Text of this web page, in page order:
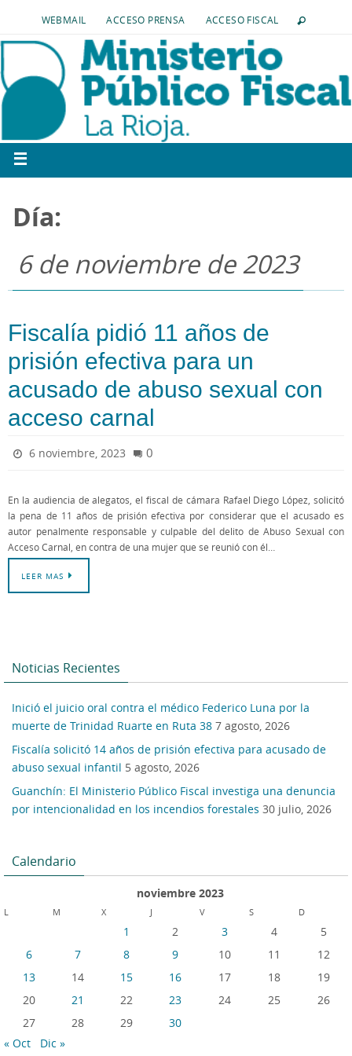
WEBMAIL ACCESO PRENSA ACCESO FISCAL
Día:
6 de noviembre de 2023
Fiscalía pidió 11 años de
prisión efectiva para un
acusado de abuso sexual con
acceso carnal
6 noviembre, 2023 0
En la audiencia de alegatos, el fiscal de cámara Rafael Diego López, solicitó
la pena de 11 años de prisión efectiva por considerar que el acusado es
autor penalmente responsable y culpable del delito de Abuso Sexual con
Acceso Carnal, en contra de una mujer que se reunió con él…
LEER MAS
Noticias Recientes
Inició el juicio oral contra el médico Federico Luna por la
muerte de Trinidad Ruarte en Ruta 38 7 agosto, 2026
Fiscalía solicitó 14 años de prisión efectiva para acusado de
abuso sexual infantil 5 agosto, 2026
Guanchín: El Ministerio Público Fiscal investiga una denuncia
por intencionalidad en los incendios forestales 30 julio, 2026
Calendario
noviembre 2023
L M X J V S D
1 2 3 4
5
6
7 8 9 10 11
12
13
14 15 16 17 18
19
20
21 22 23 24 25
26
27
28 29
30
« Oct
Dic »